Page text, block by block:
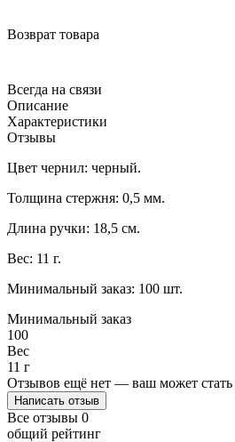
Возврат товара
Всегда на связи
Описание
Характеристики
Отзывы
Цвет чернил: черный.
Толщина стержня: 0,5 мм.
Длина ручки: 18,5 см.
Вес: 11 г.
Минимальный заказ: 100 шт.
Минимальный заказ
100
Вес
11 г
Отзывов ещё нет — ваш может
Написать отзыв
Все отзывы 0
общий рейтинг